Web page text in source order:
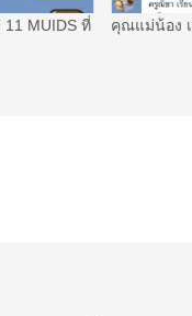
MUIDS ที่
คุณแม่น้อง